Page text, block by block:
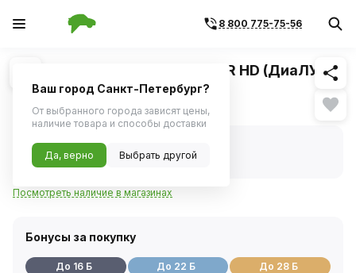
8 800 775-75-56
1/1 Похожие
Лампа H4 24V 75/70W P43t PR HD (ДиаЛУЧ)
В наличии
Код товара:342314
Артикул:
24704prhd
Посмотреть наличие в магазинах
Бонусы за покупку
До 16 Б
До 22 Б
До 28 Б
Ваш город Санкт-Петербург?
От выбранного города зависят цены,
наличие товара и способы доставки
Да, верно Выбрать другой